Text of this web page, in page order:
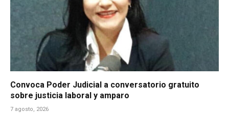
Convoca Poder Judicial a conversatorio gratuito
sobre justicia laboral y amparo
7 agosto, 2026